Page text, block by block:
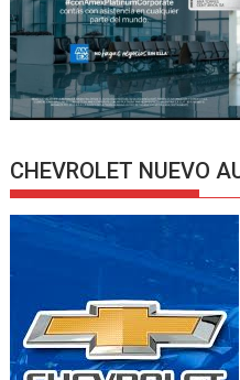
CHEVROLET NUEVO